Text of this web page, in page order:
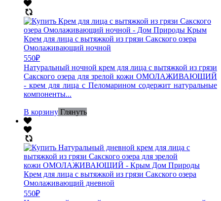
Крем для лица с вытяжкой из грязи Сакского озера
Омолаживающий ночной
550₽
Натуральный ночной крем для лица с вытяжкой из грязи
Сакского озера для зрелой кожи ОМОЛАЖИВАЮЩИЙ
- крем для лица с Пеломарином содержит натуральные
компоненты...
В корзину Глянуть
Крем для лица с вытяжкой из грязи Сакского озера
Омолаживающий дневной
550₽